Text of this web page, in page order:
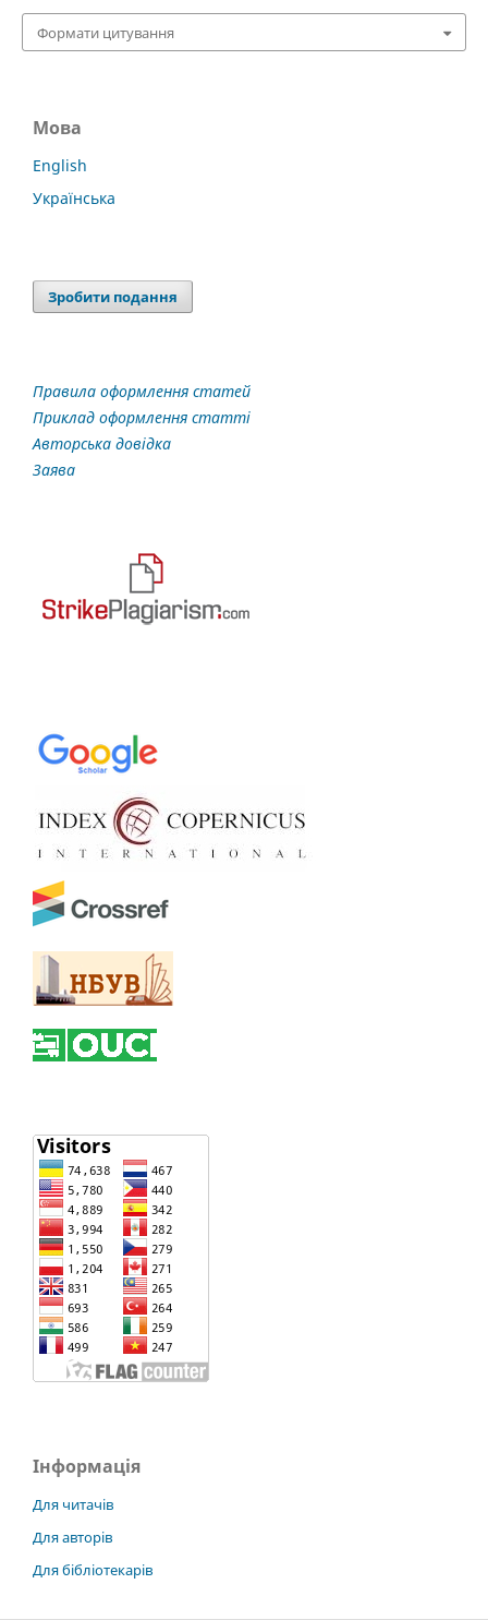
Формати цитування
Мова
English
Українська
Зробити подання
Правила оформлення статей
Приклад оформлення статті
Авторська довідка
Заява
Інформація
Для читачів
Для авторів
Для бібліотекарів